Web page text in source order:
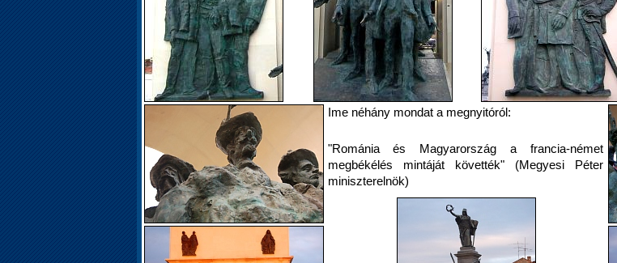
Ime néhány mondat a megnyitóról:
"Románia és Magyarország a francia-német
megbékélés mintáját követték" (Megyesi Péter
miniszterelnök)